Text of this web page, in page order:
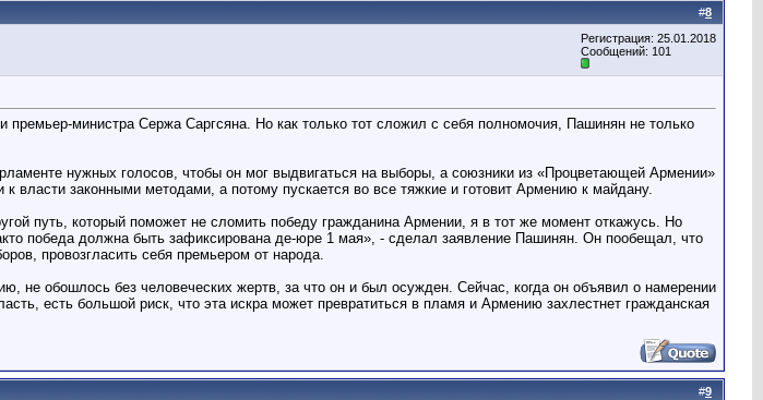
#8
Регистрация: 25.01.2018
Сообщений: 101
министра Сержа Саргсяна. Но как только тот сложил с себя полномочия, Пашинян не только
нужных голосов, чтобы он мог выдвигаться на выборы, а союзники из «Процветающей Армении»
власти законными методами, а потому пускается во все тяжкие и готовит Армению к майдану.
путь, который поможет не сломить победу гражданина Армении, я в тот же момент откажусь. Но
победа должна быть зафиксирована де-юре 1 мая», - сделал заявление Пашинян. Он пообещал, что
провозгласить себя премьером от народа.
не обошлось без человеческих жертв, за что он и был осужден. Сейчас, когда он объявил о намерении
есть большой риск, что эта искра может превратиться в пламя и Армению захлестнет гражданская
#9